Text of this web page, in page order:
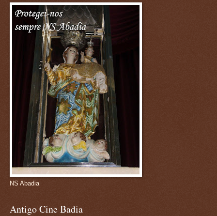
NS Abadia
Antigo Cine Badia